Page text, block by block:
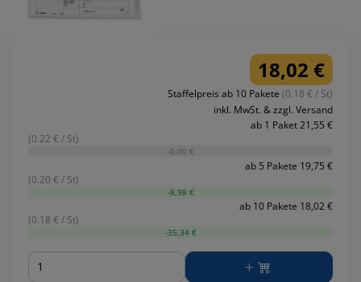
18,02 €
Staffelpreis ab 10 Pakete (0.18 € / St)
inkl. MwSt. & zzgl. Versand
ab 1 Paket 21,55 €
(0.22 € / St)
-0,00 €
ab 5 Pakete 19,75 €
(0.20 € / St)
-8,98 €
ab 10 Pakete 18,02 €
(0.18 € / St)
-35,34 €
Menge